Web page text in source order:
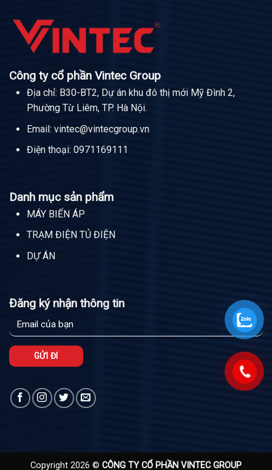
Công ty cổ phần Vintec Group
Địa chỉ: B30-BT2, Dự án khu đô thị mới Mỹ Đình 2,
Phường Từ Liêm, TP. Hà Nội.
Email:vintec@vintecgroup.vn
Điện thoại:0971169111
Danh mục sản phẩm
MÁY BIẾN ÁP
TRẠM ĐIỆN TỦ ĐIỆN
DỰ ÁN
Đăng ký nhận thông tin
Copyright 2026 © CÔNG TY CỔ PHẦN VINTEC GROUP